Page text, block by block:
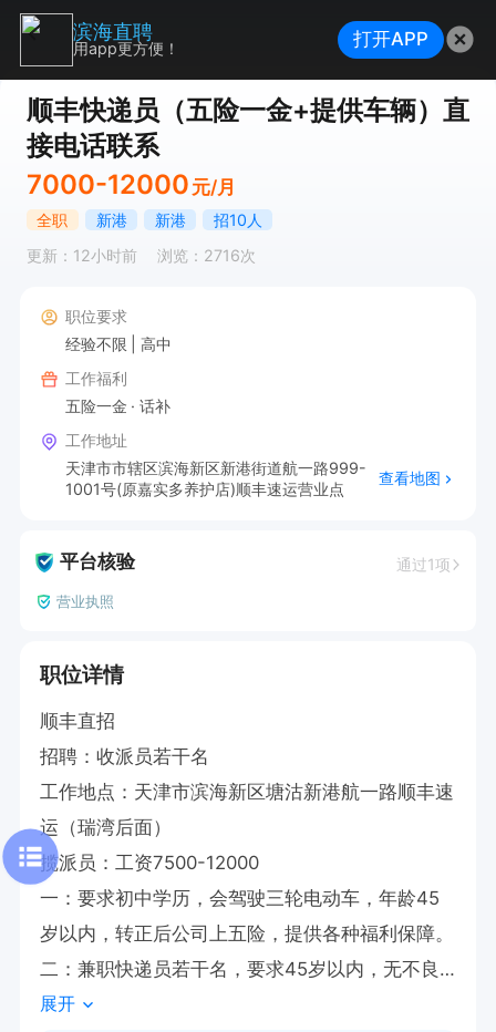
顺丰快递员（五险一金+提供车辆）直
接电话联系
7000-12000 元/月
全职 新港 新港
招10人
更新：12小时前
浏览：2716次
职位要求
经验不限
高中
工作福利
五险一金
话补
工作地址
天津市市辖区滨海新区新港街道航一路999-
1001号(原嘉实多养护店)顺丰速运营业点
查看地图
平台核验 通过1项
营业执照
职位详情
顺丰直招
招聘：收派员若干名
工作地点：天津市滨海新区塘沽新港航一路顺丰速
运（瑞湾后面）
揽派员：工资7500-12000
一：要求初中学历，会驾驶三轮电动车，年龄45
岁以内，转正后公司上五险，提供各种福利保障。
二：兼职快递员若干名，要求45岁以内，无不良
嗜好，会使用智能手机，按单1.8提成工资。
展开
滨海直聘
用app更方便！ 打开APP